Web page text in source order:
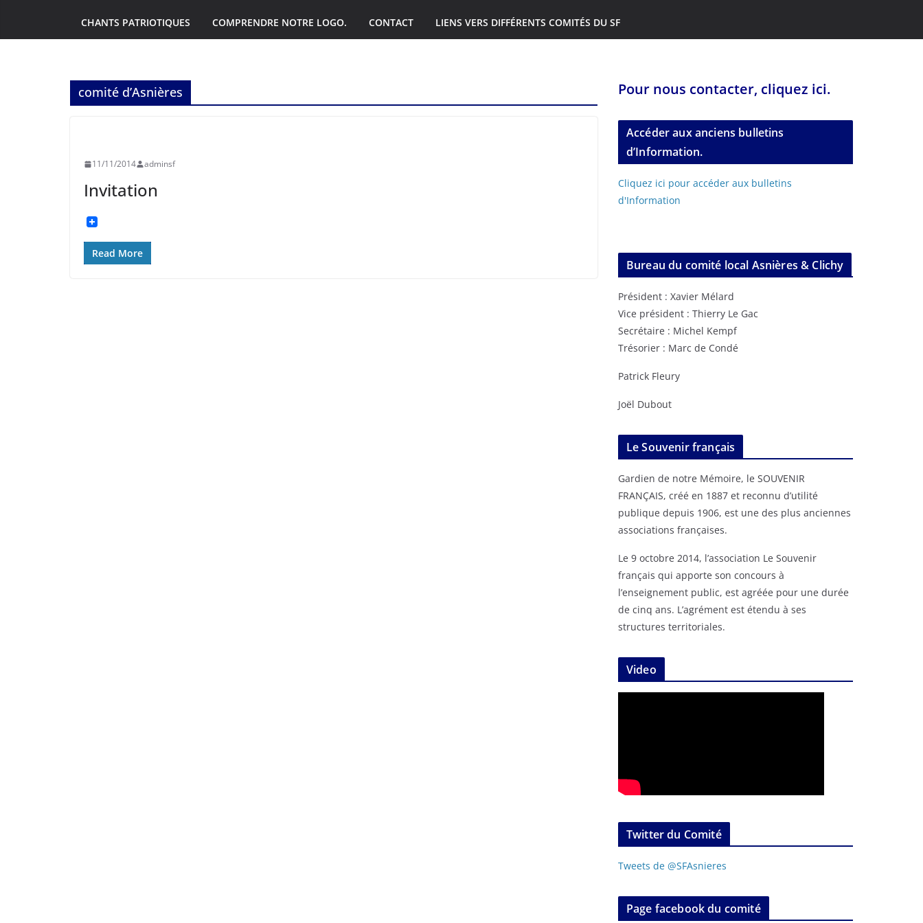
CHANTS PATRIOTIQUES COMPRENDRE NOTRE LOGO. CONTACT LIENS VERS DIFFÉRENTS COMITÉS DU SF
comité d’Asnières
11/11/2014 adminsf
Invitation
Read More
Pour nous contacter, cliquez ici.
Accéder aux anciens bulletins
d’Information.
Cliquez ici pour accéder aux bulletins
d'Information
Bureau du comité local Asnières & Clichy
Président : Xavier Mélard
Vice président : Thierry Le Gac
Secrétaire : Michel Kempf
Trésorier : Marc de Condé
Patrick Fleury
Joël Dubout
Le Souvenir français
Gardien de notre Mémoire, le SOUVENIR
FRANÇAIS, créé en 1887 et reconnu d’utilité
publique depuis 1906, est une des plus anciennes
associations françaises.
Le 9 octobre 2014, l’association Le Souvenir
français qui apporte son concours à
l’enseignement public, est agréée pour une durée
de cinq ans. L’agrément est étendu à ses
structures territoriales.
Video
Twitter du Comité
Tweets de @SFAsnieres
Page facebook du comité